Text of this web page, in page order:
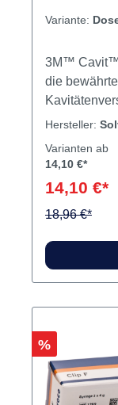
Variante:
3M™ Cavit™
die
Verschlüsse
Kauflächen
Entfernung
Hersteller:
Varianten ab
14,10 €*
14,10 €*
18,96 €*
Rabatt
%